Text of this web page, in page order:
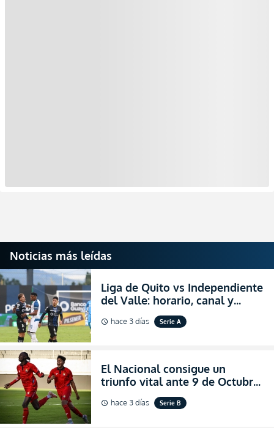
Noticias más leídas
Liga de Quito vs Independiente
del Valle: horario, canal y
dónde ver EN VIVO el
partidazo por la fecha 24 de la
schedule hace 3 días Serie A
El Nacional consigue un
triunfo vital ante 9 de Octubre
para encender la fe en la
salvación
schedule hace 3 días Serie B